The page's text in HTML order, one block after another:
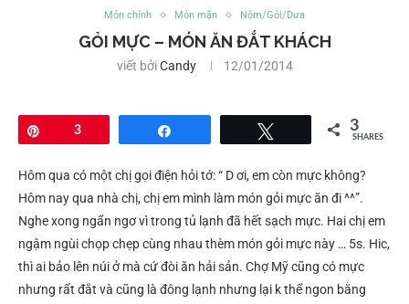
Món chính Món mặn Nộm/Gỏi/Dưa
GỎI MỰC – MÓN ĂN ĐẮT KHÁCH
viết bởiCandy 12/01/2014
3 3
SHARES
Hôm qua có một chị gọi điện hỏi tớ: “ D ơi, em còn mực không?
Hôm nay qua nhà chị, chị em mình làm món gỏi mực ăn đi ^^”.
Nghe xong ngẩn ngơ vì trong tủ lạnh đã hết sạch mực. Hai chị em
ngậm ngùi chọp chẹp cùng nhau thèm món gỏi mực này … 5s. Hic,
thì ai bảo lên núi ở mà cứ đòi ăn hải sản. Chợ Mỹ cũng có mực
nhưng rất đắt và cũng là đông lạnh nhưng lại k thể ngon bằng